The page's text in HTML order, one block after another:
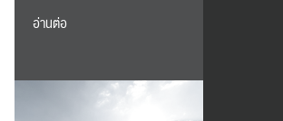
อ่านต่อ